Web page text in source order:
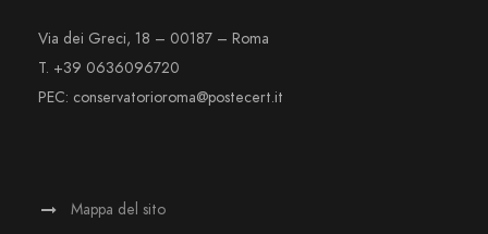
Via dei Greci, 18 – 00187 – Roma
T. +39 0636096720
PEC: conservatorioroma@postecert.it
Mappa del sito